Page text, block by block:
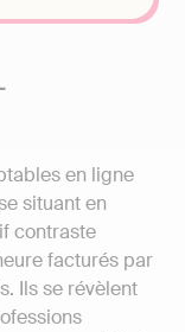
en ligne
situant en
contraste
facturés par
Ils se révèlent